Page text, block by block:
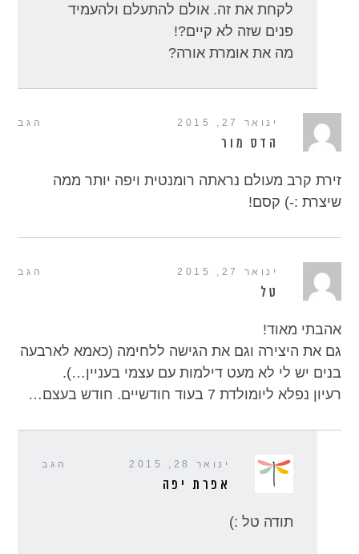
לקחת את זה. אולם להתעלם ולהעמיד
פנים שזה לא קיים?!
מה את אומרת אורה?
הגב ינואר 27, 2015
הדס מור
זירת קרב מעולם נראתה רומנטית ויפה יותר ממה
שיצרת :-) קסם!
הגב ינואר 27, 2015
טל
אהבתי מאוד!
גם את היצירה וגם את הגישה ללחימה (כאמא לארבעה
בנים יש לי לא מעט דילמות עם עצמי בעניין…).
רעיון נפלא ליומולדת 7 בעוד חודשיים. חודש בעצם…
הגב ינואר 28, 2015
אפרת יפה
תודה טל :)